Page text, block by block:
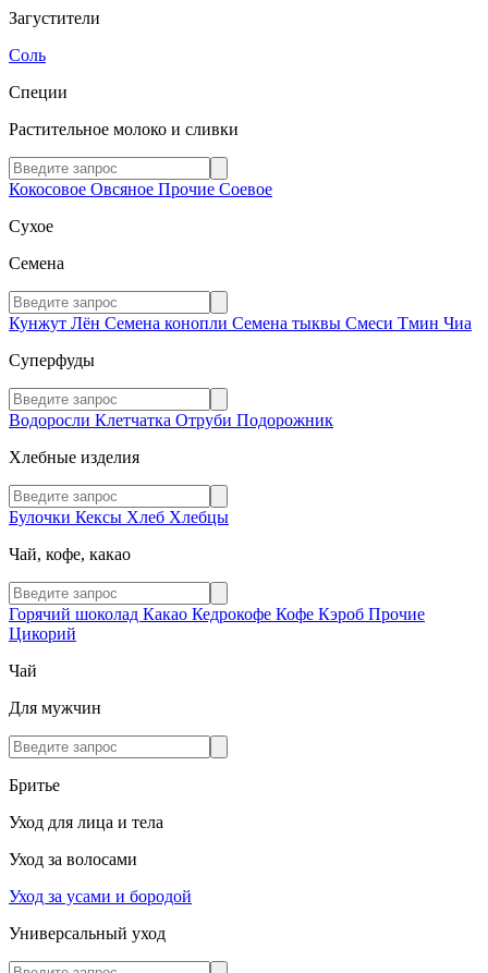
Загустители
Соль
Специи
Растительное молоко и сливки
Кокосовое Овсяное Прочие Соевое
Сухое
Семена
Кунжут Лён Семена конопли Семена тыквы Смеси Тмин Чиа
Суперфуды
Водоросли Клетчатка Отруби Подорожник
Хлебные изделия
Булочки Кексы Хлеб Хлебцы
Чай, кофе, какао
Горячий шоколад Какао Кедрокофе Кофе Кэроб Прочие
Цикорий
Чай
Для мужчин
Бритье
Уход для лица и тела
Уход за волосами
Уход за усами и бородой
Универсальный уход